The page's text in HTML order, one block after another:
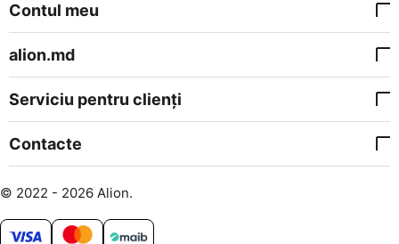
Contul meu
alion.md
Serviciu pentru clienți
Contacte
© 2022 - 2026 Alion.